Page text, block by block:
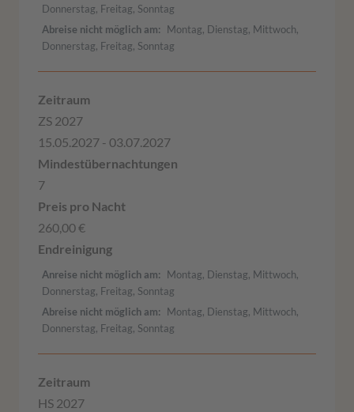
Donnerstag, Freitag, Sonntag
Abreise nicht möglich am
Montag, Dienstag, Mittwoch,
Donnerstag, Freitag, Sonntag
ZS 2027
15.05.2027 - 03.07.2027
7
260,00 €
Anreise nicht möglich am
Montag, Dienstag, Mittwoch,
Donnerstag, Freitag, Sonntag
Abreise nicht möglich am
Montag, Dienstag, Mittwoch,
Donnerstag, Freitag, Sonntag
HS 2027